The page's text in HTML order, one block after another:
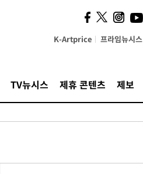
K-Artprice 프라임뉴시스
TV뉴시스 제휴 콘텐츠 제보